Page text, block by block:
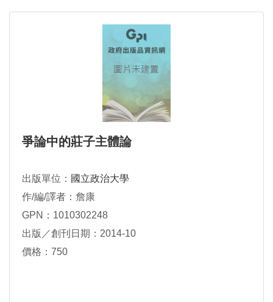
爭論中的莊子主體論
出版單位： 國立政治大學
作/編/譯者：詹康
GPN：1010302248
出版／創刊日期：2014-10
價格：750